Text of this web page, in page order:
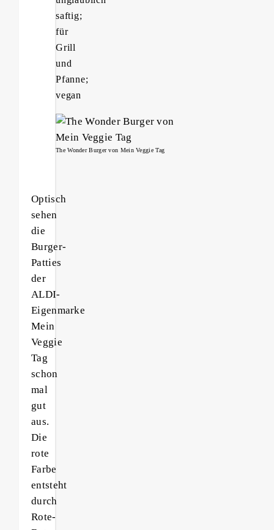
saftig;
für
Grill
und
Pfanne;
vegan
The Wonder Burger von Mein Veggie Tag
Optisch
sehen
die
Burger-
Patties
der
ALDI-
Eigenmarke
Mein
Veggie
Tag
schon
mal
gut
aus.
Die
rote
Farbe
entsteht
durch
Rote-